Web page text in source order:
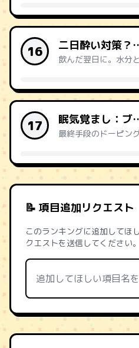
16 二日酔い対策
17 眠気覚まし：ブレ
📝 項目追加リクエスト
このランキングに追加してほ
クエストを送信してください。